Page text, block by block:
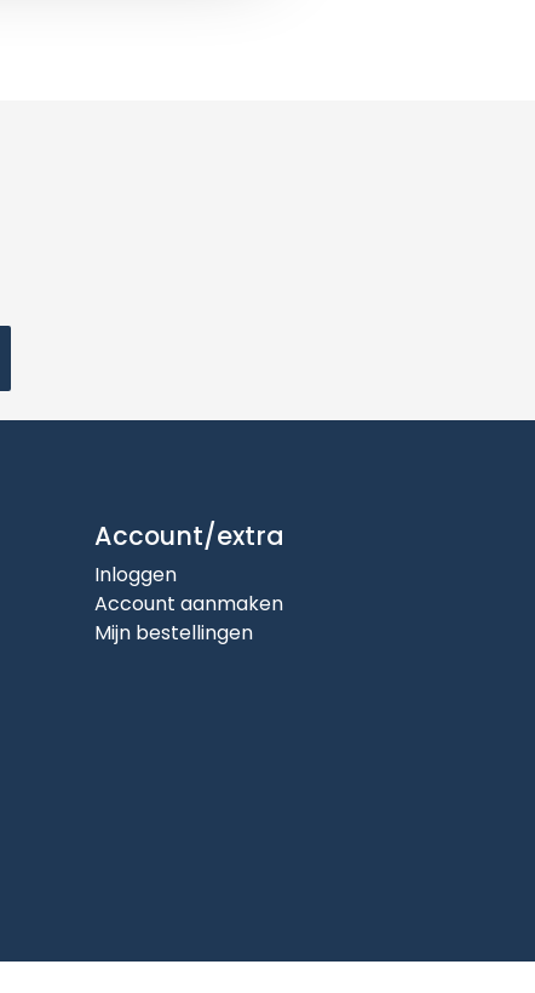
Account/extra
Inloggen
Account aanmaken
Mijn bestellingen